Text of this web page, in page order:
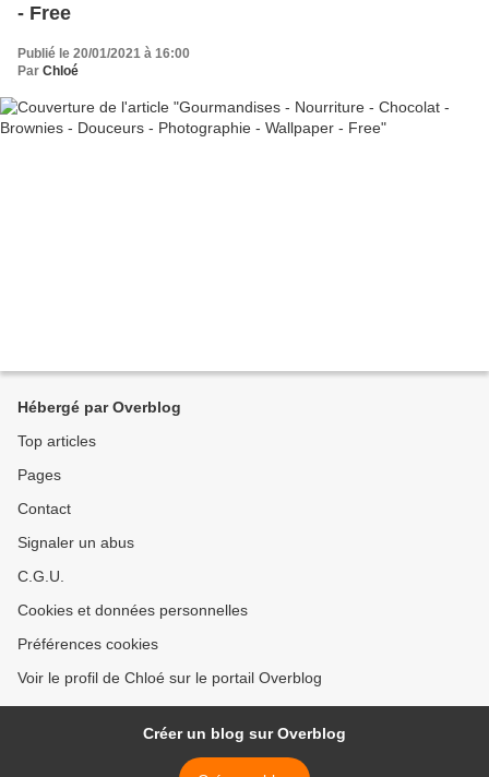
- Free
Publié le 20/01/2021 à 16:00
Par Chloé
Hébergé par Overblog
Top articles
Pages
Contact
Signaler un abus
C.G.U.
Cookies et données personnelles
Préférences cookies
Voir le profil de Chloé sur le portail Overblog
Créer un blog sur Overblog